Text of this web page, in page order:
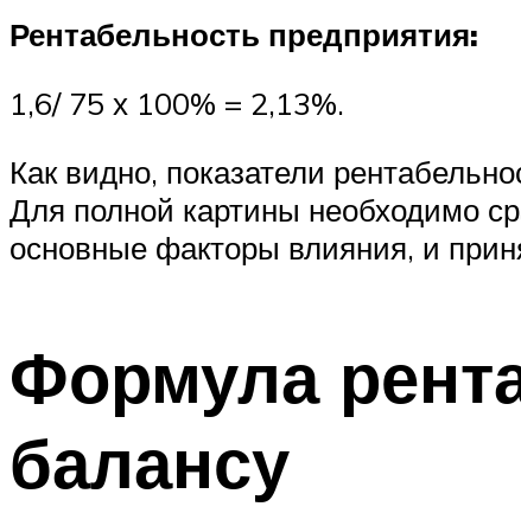
Рентабельность предприятия:
1,6/ 75 х 100% = 2,13%.
Как видно, показатели
Для полной картины необходимо
основные факторы влияния, и
Формула
балансу